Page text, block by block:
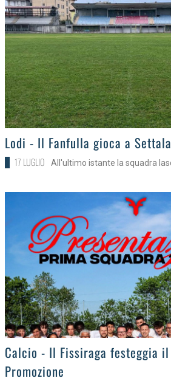
>Lodi - Il Fanfulla gioca a Settala
17 LUGLIO All'ultimo istante la squadra
>
Calcio - Il Fissiraga festeggia
Promozione